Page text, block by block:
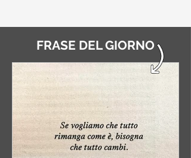
FRASE DEL GIORNO